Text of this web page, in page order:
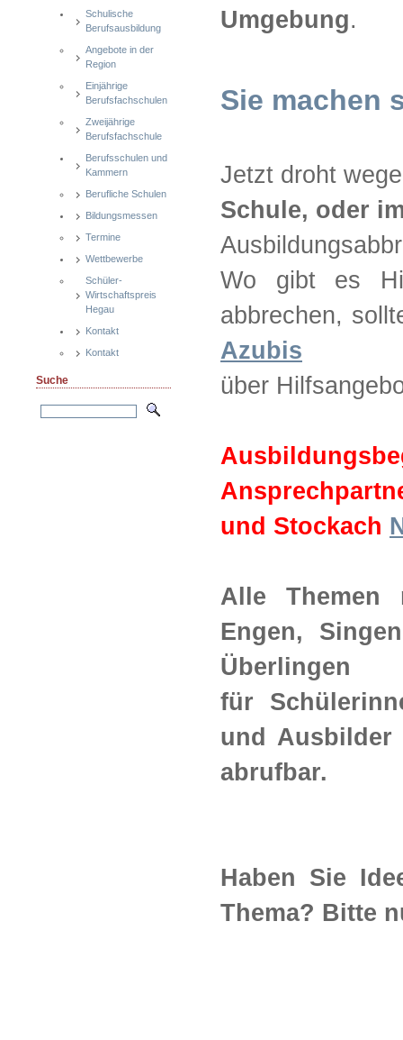
Schulische
Berufsausbildung
Angebote in der
Region
Einjährige
Berufsfachschulen
Zweijährige
Berufsfachschule
Berufsschulen und
Kammern
Berufliche Schulen
Bildungsmessen
Termine
Wettbewerbe
Schüler-
Wirtschaftspreis
Hegau
Kontakt
Kontakt
Suche
Umgebung.
Sie machen
Jetzt droht
Schule, oder
Wo gibt es
abbrechen,
Azubis
über
und Stockach
Alle Themen
Engen,
Überlingen
für
und Ausbilder
abrufbar.
Haben Sie
Thema? Bitte